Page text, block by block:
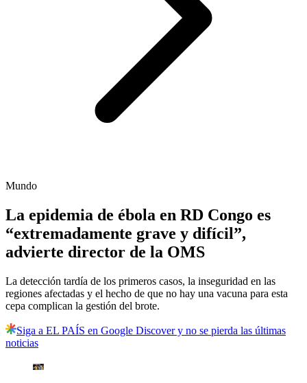
Mundo
La epidemia de ébola en RD Congo es
“extremadamente grave y difícil”,
advierte director de la OMS
La detección tardía de los primeros casos, la inseguridad en las
regiones afectadas y el hecho de que no hay una vacuna para esta
cepa complican la gestión del brote.
Siga a EL PAÍS en Google Discover y no se pierda las últimas
noticias